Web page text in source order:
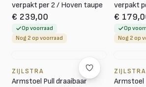
verpakt per 2 / Hoven taupe
€ 239,00
Op voorraad
Nog 2 op voorraad
verpakt
€
Op
Nog 2 op
ZIJLSTRA
Armstoel Pull draaibaar
ZIJLSTRA
Armstoel